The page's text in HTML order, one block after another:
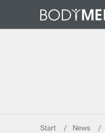
Start News